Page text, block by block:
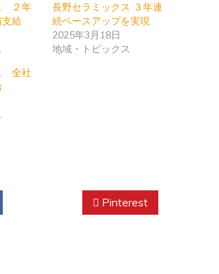
２年
給
長野セラミックス ３年連
続ベースアップを実現
2025年3月18日
地域・トピックス
全社
Pinterest